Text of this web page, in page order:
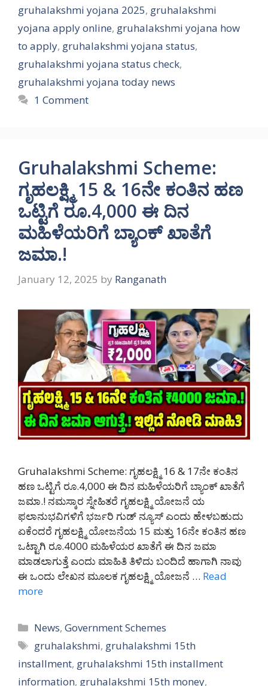
gruhalakshmi yojana 2025, gruhalakshmi
yojana apply online, gruhalakshmi yojana how
to apply, gruhalakshmi yojana status,
gruhalakshmi yojana status check,
gruhalakshmi yojana today news
1 Comment
Gruhalakshmi Scheme:
ಗೃಹಲಕ್ಷ್ಮಿ 15 & 16ನೇ ಕಂತಿನ ಹಣ
ಒಟ್ಟಿಗೆ ರೂ.4,000 ಈ ದಿನ
ಮಹಿಳೆಯರಿಗೆ ಬ್ಯಾಂಕ್ ಖಾತೆಗೆ
ಜಮಾ.!
January 12, 2025 by Ranganath
Gruhalakshmi Scheme: ಗೃಹಲಕ್ಷ್ಮಿ 16 & 17ನೇ ಕಂತಿನ
ಹಣ ಒಟ್ಟಿಗೆ ರೂ.4,000 ಈ ದಿನ ಮಹಿಳೆಯರಿಗೆ ಬ್ಯಾಂಕ್ ಖಾತೆಗೆ
ಜಮಾ.! ನಮಸ್ಕಾರ ಸ್ನೇಹಿತರೆ ಗೃಹಲಕ್ಷ್ಮಿ ಯೋಜನೆ ಯ
ಫಲಾನುಭವಿಗಳಿಗೆ ಭರ್ಜರಿ ಗುಡ್ ನ್ಯೂಸ್ ಎಂದು ಹೇಳಬಹುದು
ಏಕೆಂದರೆ ಗೃಹಲಕ್ಷ್ಮಿ ಯೋಜನೆಯ 15 ಮತ್ತು 16ನೇ ಕಂತಿನ ಹಣ
ಒಟ್ಟಾಗಿ ರೂ.4000 ಮಹಿಳೆಯರ ಖಾತೆಗೆ ಈ ದಿನ ಜಮಾ
ಮಾಡಲಾಗುತ್ತೆ ಎಂದು ಮಾಹಿತಿ ತಿಳಿದು ಬಂದಿದೆ ಹಾಗಾಗಿ ನಾವು
ಈ ಒಂದು ಲೇಖನ ಮೂಲಕ ಗೃಹಲಕ್ಷ್ಮಿ ಯೋಜನೆ … Read
more
Categories
News,Government Schemes
Tags
gruhalakshmi, gruhalakshmi 15th
installment, gruhalakshmi 15th installment
information, gruhalakshmi 15th money,